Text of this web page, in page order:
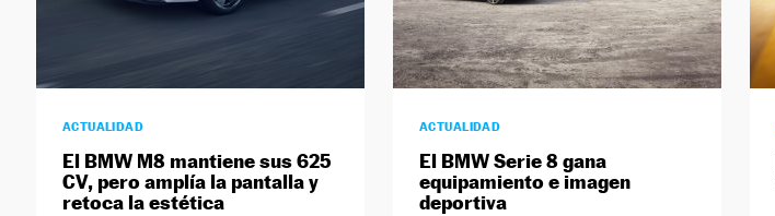
ACTUALIDAD
El BMW M8 mantiene sus 625
CV, pero amplía la pantalla y
retoca la estética
ACTUALIDAD
El BMW Serie 8 gana
equipamiento e imagen
deportiva